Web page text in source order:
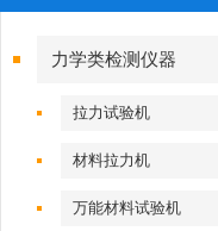
力学类检测仪器
拉力试验机
材料拉力机
万能材料试验机